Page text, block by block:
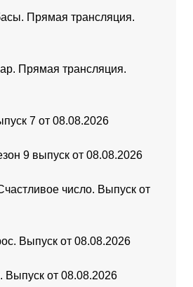
Прямая трансляция.
Прямая трансляция.
7 от 08.08.2026
9 выпуск от 08.08.2026
число. Выпуск от
Выпуск от 08.08.2026
Выпуск от 08.08.2026